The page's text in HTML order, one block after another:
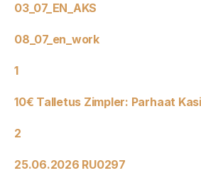
03_07_EN_AKS
08_07_en_work
1
10€ Talletus Zimpler: Parhaat
2
25.06.2026 RU0297